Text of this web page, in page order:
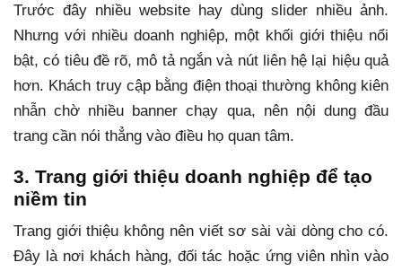
Trước đây nhiều website hay dùng slider nhiều ảnh.
Nhưng với nhiều doanh nghiệp, một khối giới thiệu nổi
bật, có tiêu đề rõ, mô tả ngắn và nút liên hệ lại hiệu quả
hơn. Khách truy cập bằng điện thoại thường không kiên
nhẫn chờ nhiều banner chạy qua, nên nội dung đầu
trang cần nói thẳng vào điều họ quan tâm.
3. Trang giới thiệu doanh nghiệp để tạo
niềm tin
Trang giới thiệu không nên viết sơ sài vài dòng cho có.
Đây là nơi khách hàng, đối tác hoặc ứng viên nhìn vào